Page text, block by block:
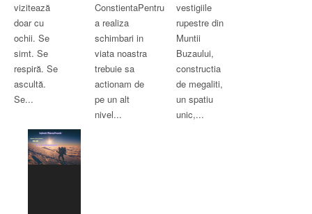
vizitează
doar cu
ochii. Se
simt. Se
respiră. Se
ascultă.
Se...
ConstientaPentru
a realiza
schimbari in
viata noastra
trebuie sa
actionam de
pe un alt
nivel...
vestigiile
rupestre din
Muntii
Buzaului,
constructia
de megaliti,
un spatiu
unic,...